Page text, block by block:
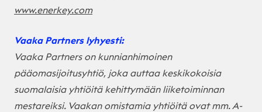
www.enerkey.com
Vaaka Partners lyhyesti:
Vaaka Partners on kunnianhimoinen
pääomasijoitusyhtiö, joka auttaa keskikokoisia
suomalaisia yhtiöitä kehittymään liiketoiminnan
mestareiksi. Vaakan omistamia yhtiöitä ovat mm. A-